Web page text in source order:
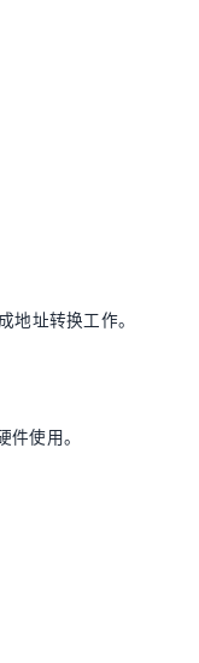
址转换工作。
使用。